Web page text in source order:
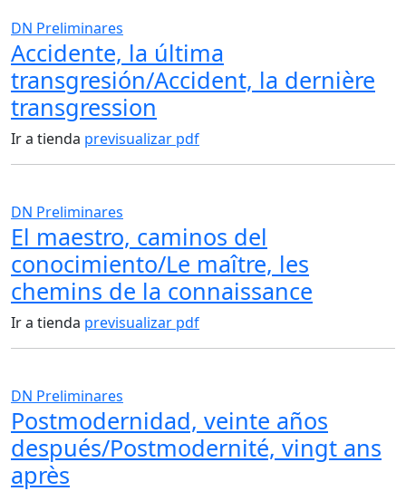
DN Preliminares
Accidente, la última
transgresión/Accident, la dernière
transgression
Ir a tienda previsualizar pdf
DN Preliminares
El maestro, caminos del
conocimiento/Le maître, les
chemins de la connaissance
Ir a tienda previsualizar pdf
DN Preliminares
Postmodernidad, veinte años
después/Postmodernité, vingt ans
après